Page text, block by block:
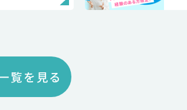
覧を見る